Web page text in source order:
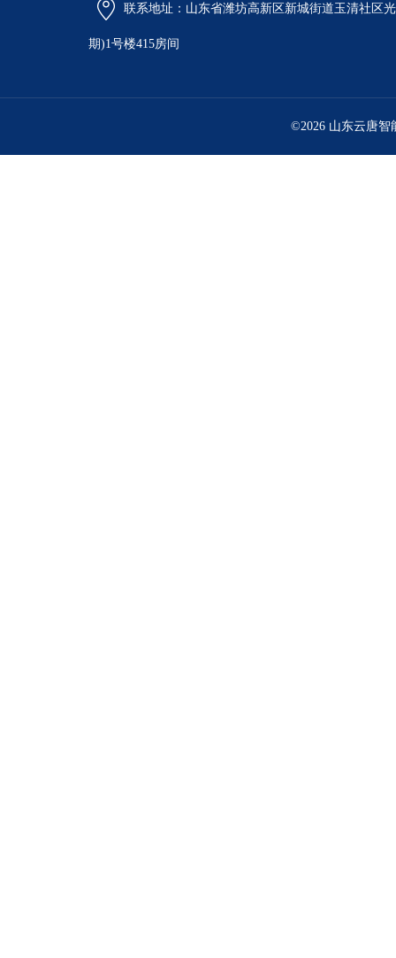
联系地址：山东省潍坊高新区新城街道玉清社区
期)1号楼415房间
©2026 山东云唐